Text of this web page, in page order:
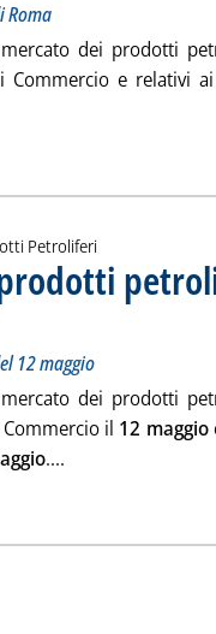
Roma
dei prodotti
Commercio e relativi
Petroliferi
della Camera di
13 maggio 2009 alle 13.0.
12 maggio
dei prodotti
il 12 maggio
....